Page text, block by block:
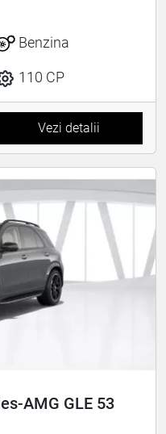
Benzina
110 CP
Vezi detalii
AMG GLE 53